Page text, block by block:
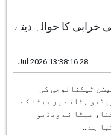
خرابی کا حوالہ دیتے
28 Jul 2026 13:38:16